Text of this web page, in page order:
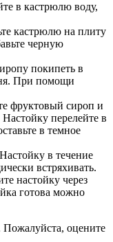
в кастрюлю воду,
кастрюлю на плиту
черную
покипеть в
При помощи
фруктовый сироп и
перелейте в
в темное
Настойку в течение
встряхивать.
настойку через
готова можно
оцените